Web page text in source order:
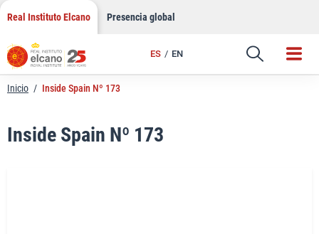
Saltar
contenido
Real Instituto Elcano Presencia global
ES EN
Enlace
Inicio / Inside Spain Nº 173
Inside Spain Nº 173